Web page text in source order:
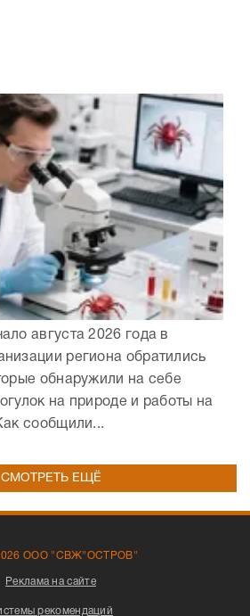
августа 2026 года в
региона обратились
обнаружили на себе
на природе и работы на
сообщили...
СМОТРЕТЬ ЕЩЁ
ООО "СВЖ"ОСТРОВ"
Реклама на сайте
рекомендаций